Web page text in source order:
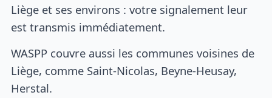
Liège et ses environs : votre signalement leur
est transmis immédiatement.
WASPP couvre aussi les communes voisines de
Liège, comme Saint-Nicolas, Beyne-Heusay,
Herstal.